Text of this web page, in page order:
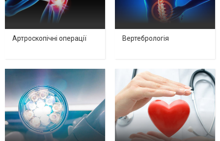
Артроскопічні операції Вертебрологія